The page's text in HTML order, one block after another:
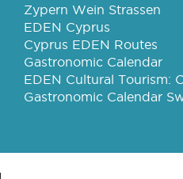
Zypern Wein Strassen
EDEN Cyprus
Cyprus EDEN Routes
Gastronomic Calendar
EDEN Cultural Tourism:
Gastronomic Calendar